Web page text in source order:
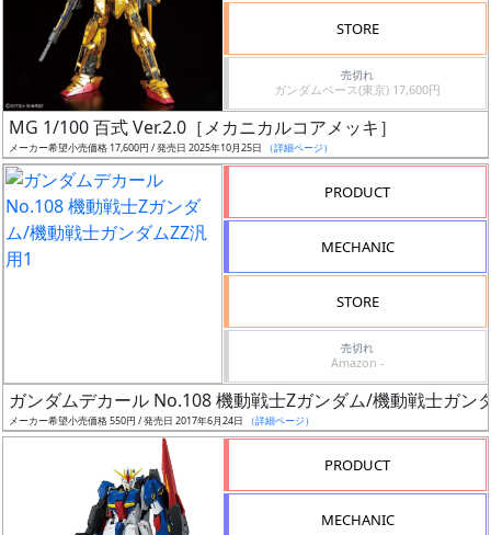
割
引
販
店
舗
STORE
売切れ
ガンダムベース(東京) 17,600円
MG 1/100 百式 Ver.2.0［メカニカルコアメッキ］
メーカー希望小売価格 17,600円 / 発売日 2025年10月25日 （詳細ページ）
PRODUCT
MECHANIC
STORE
売切れ
Amazon -
ガンダムデカール No.108 機動戦士Zガンダム/機動戦士ガン
メーカー希望小売価格 550円 / 発売日 2017年6月24日 （詳細ページ）
PRODUCT
MECHANIC